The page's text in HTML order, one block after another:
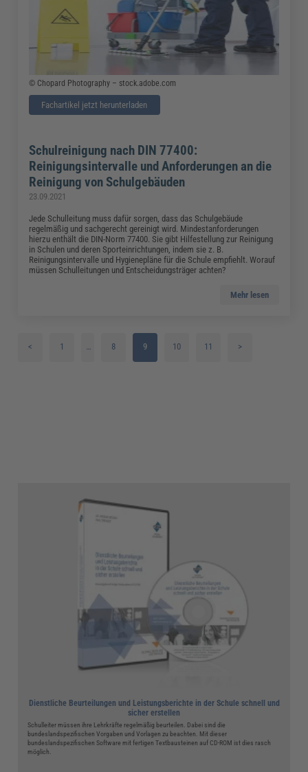
© Chopard Photography – stock.adobe.com
Fachartikel jetzt herunterladen
Schulreinigung nach DIN 77400:
Reinigungsintervalle und Anforderungen an die
Reinigung von Schulgebäuden
23.09.2021
Jede Schulleitung muss dafür sorgen, dass das Schulgebäude
regelmäßig und sachgerecht gereinigt wird. Mindestanforderungen
hierzu enthält die DIN-Norm 77400. Sie gibt Hilfestellung zur Reinigung
in Schulen und deren Sporteinrichtungen, indem sie z. B.
Reinigungsintervalle und Hygienepläne für die Schule empfiehlt. Worauf
müssen Schulleitungen und Entscheidungsträger achten?
Mehr lesen
< 1 … 8 9 10 11 >
Dienstliche Beurteilungen und Leistungsberichte in der Schule schnell und
sicher erstellen
Schulleiter müssen ihre Lehrkräfte regelmäßig beurteilen. Dabei sind die
bundeslandspezifischen Vorgaben und Vorlagen zu beachten. Mit dieser
bundeslandspezifischen Software mit fertigen Textbausteinen auf CD-ROM ist dies rasch
möglich.